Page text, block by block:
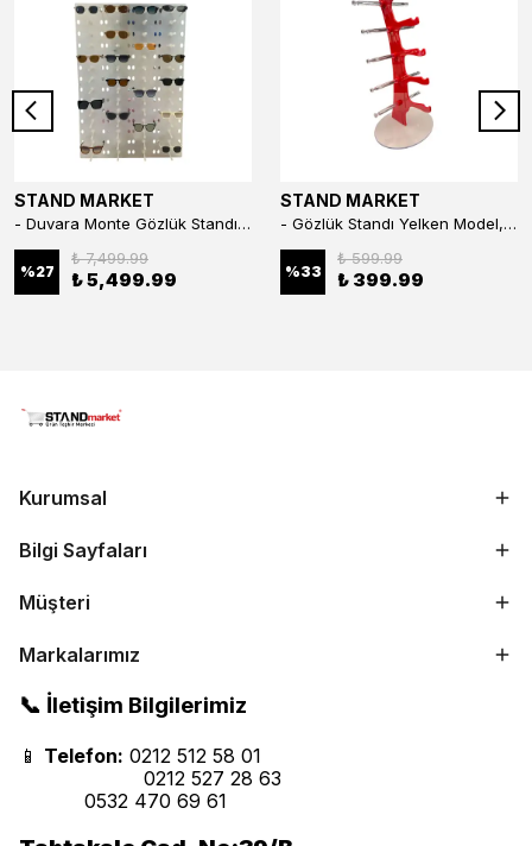
STAND MARKET
- Duvara Monte Gözlük Standı 56'li Pleksi Glass | 99x67 cm Gözlük Teşhir Standı
%27
₺ 7,499.99
₺ 5,499.99
STAND MARKET
- Gözlük Standı Yelken Model, 5 Gözlük Kapasiteli Standı Kırmızı
%33
₺ 599.99
₺ 399.99
Kurumsal
Bilgi Sayfaları
Müşteri
Markalarımız
📞 İletişim Bilgilerimiz
📱 Telefon: 0212 512 58 01
0212 527 28 63
0532 470 69 61